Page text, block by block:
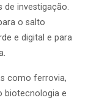
de investigação.
o salto
e digital e para
como ferrovia,
biotecnologia e